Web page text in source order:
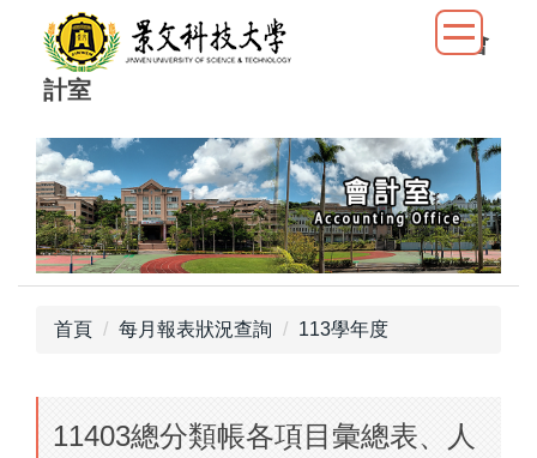
會
計室
首頁 每月報表狀況查詢 113學年度
11403總分類帳各項目彙總表、人